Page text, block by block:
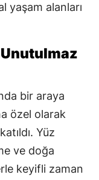
yaşam alanları
bir araya
özel olarak
Yüz
ve doğa
keyifli zaman